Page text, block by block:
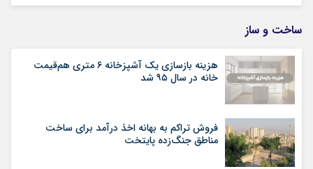
ساخت و ساز
هزینه بازسازی یک آشپزخانه ۶ متری هم‌قیمت
خانه در سال ۹۵ شد
فروش تراکم به بهانه اخذ درآمد برای ساخت
مناطق جنگ‌زده پایتخت